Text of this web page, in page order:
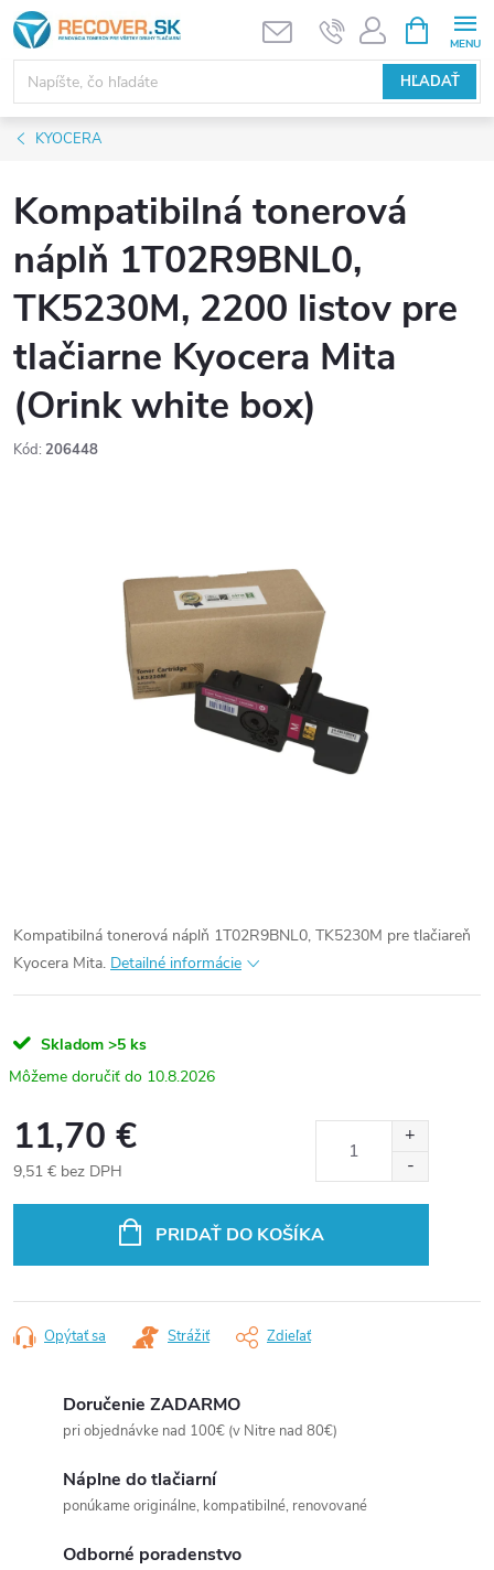
Prejsť
na
obsah
HĽADAŤ
KOŠÍK
KYOCERA
Kompatibilná tonerová
náplň 1T02R9BNL0,
TK5230M, 2200 listov pre
tlačiarne Kyocera Mita
(Orink white box)
Kód: 206448
Kompatibilná tonerová náplň 1T02R9BNL0, TK5230M pre tlačiareň
Kyocera Mita. Detailné informácie
Skladom >5 ks
10.8.2026
11,70 €
9,51 € bez DPH
PRIDAŤ DO KOŠÍKA
Opýtať sa Strážiť Zdieľať
Doručenie ZADARMO
pri objednávke nad 100€ (v Nitre nad 80€)
Náplne do tlačiarní
ponúkame originálne, kompatibilné, renovované
Odborné poradenstvo